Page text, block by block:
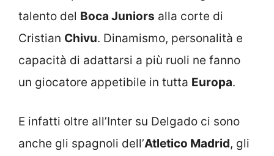
talento del Boca Juniors alla corte di
Cristian Chivu. Dinamismo, personalità e
capacità di adattarsi a più ruoli ne fanno
un giocatore appetibile in tutta Europa.
E infatti oltre all’Inter su Delgado ci sono
anche gli spagnoli dell’Atletico Madrid, gli